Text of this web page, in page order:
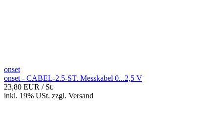
onset
onset - CABEL-2.5-ST. Messkabel 0...2,5 V
23,80 EUR / St.
inkl. 19% USt. zzgl. Versand